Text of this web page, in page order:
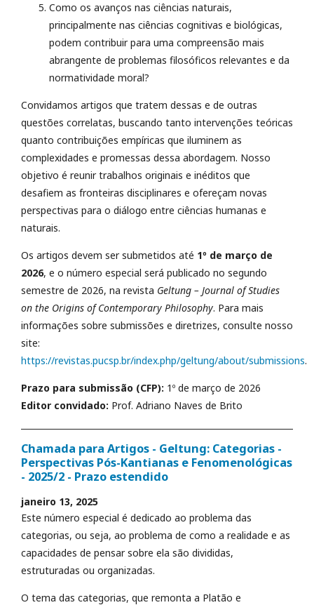
Como os avanços nas ciências naturais,
principalmente nas ciências cognitivas e biológicas,
podem contribuir para uma compreensão mais
abrangente de problemas filosóficos relevantes e da
normatividade moral?
Convidamos artigos que tratem dessas e de outras
questões correlatas, buscando tanto intervenções teóricas
quanto contribuições empíricas que iluminem as
complexidades e promessas dessa abordagem. Nosso
objetivo é reunir trabalhos originais e inéditos que
desafiem as fronteiras disciplinares e ofereçam novas
perspectivas para o diálogo entre ciências humanas e
naturais.
Os artigos devem ser submetidos até 1º de março de
2026, e o número especial será publicado no segundo
semestre de 2026, na revista Geltung – Journal of Studies
on the Origins of Contemporary Philosophy. Para mais
informações sobre submissões e diretrizes, consulte nosso
site:
https://revistas.pucsp.br/index.php/geltung/about/submissions.
Prazo para submissão (CFP): 1º de março de 2026
Editor convidado: Prof. Adriano Naves de Brito
Chamada para Artigos - Geltung: Categorias -
Perspectivas Pós-Kantianas e Fenomenológicas
- 2025/2 - Prazo estendido
janeiro 13, 2025
Este número especial é dedicado ao problema das
categorias, ou seja, ao problema de como a realidade e as
capacidades de pensar sobre ela são divididas,
estruturadas ou organizadas.
O tema das categorias, que remonta a Platão e